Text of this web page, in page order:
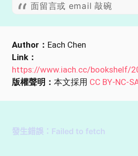
面留言或 email 敲碗
Author： Each Chen
Link：
https://www.iach.cc/bookshelf/
版權聲明： 本文採用 CC BY-NC-